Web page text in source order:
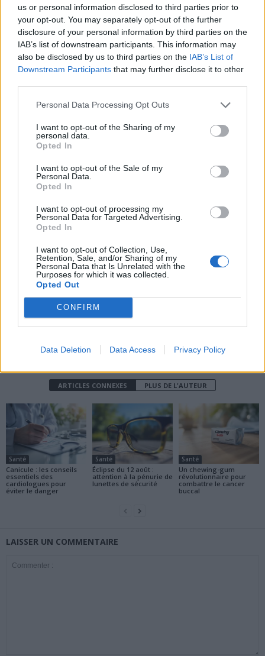
us or personal information disclosed to third parties prior to
your opt-out. You may separately opt-out of the further
disclosure of your personal information by third parties on the
IAB’s list of downstream participants. This information may
also be disclosed by us to third parties on the IAB’s List of
Downstream Participants that may further disclose it to other
Personal Data Processing Opt Outs
I want to opt-out of the Sharing of my
personal data.
Opted In
I want to opt-out of the Sale of my
Personal Data.
Opted In
I want to opt-out of processing my
Personal Data for Targeted Advertising.
Opted In
I want to opt-out of Collection, Use,
Retention, Sale, and/or Sharing of my
Personal Data that Is Unrelated with the
Purposes for which it was collected.
Opted Out
CONFIRM
Data Deletion Data Access Privacy Policy
Le soir, il est également recommandé de nettoyer le visage,
d’appliquer des soins non comédogènes en couche fine, puis
d’attendre quelques minutes avant de mettre le masque. En cas
d’apparition de boutons, il peut être utile de faire une pause de
quelques nuits pour observer si le problème persiste. Si des
Santé cardiaque à 40 ans :
les examens
indispensables à ne pas
manquer
Une nouvelle solution
cardiaque
news
ARTICLES CONNEXES PLUS DE L'AUTEUR
Santé
Canicule : les conseils
essentiels des
cardiologues pour
éviter le danger
Santé
Éclipse du 12 août :
attention à la pénurie de
lunettes de sécurité
Santé
Un chewing-gum
révolutionnaire pour
combattre le cancer
buccal
LAISSER UN COMMENTAIRE